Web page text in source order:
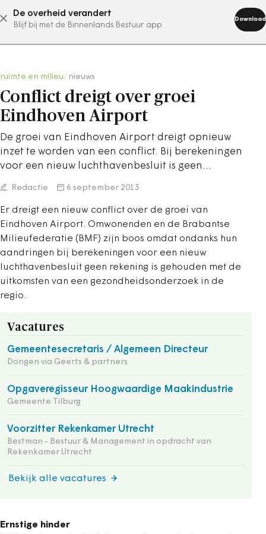
De overheid verandert
Blijf bij met de Binnenlands Bestuur app
Download
abonneer nu
ruimte en milieu nieuws
Conflict dreigt over groei
Eindhoven Airport
De groei van Eindhoven Airport dreigt opnieuw
inzet te worden van een conflict. Bij berekeningen
voor een nieuw luchthavenbesluit is geen…
Redactie 6 september 2013
Er dreigt een nieuw conflict over de groei van
Eindhoven Airport. Omwonenden en de Brabantse
Milieufederatie (BMF) zijn boos omdat ondanks hun
aandringen bij berekeningen voor een nieuw
luchthavenbesluit geen rekening is gehouden met de
uitkomsten van een gezondheidsonderzoek in de
regio.
Vacatures
Gemeentesecretaris / Algemeen Directeur
Dongen via Geerts & partners
Opgaveregisseur Hoogwaardige Maakindustrie
Gemeente Tilburg
Voorzitter Rekenkamer Utrecht
Bestman - Bestuur & Management in opdracht van
Rekenkamer Utrecht
Bekijk alle vacatures
Ernstige hinder